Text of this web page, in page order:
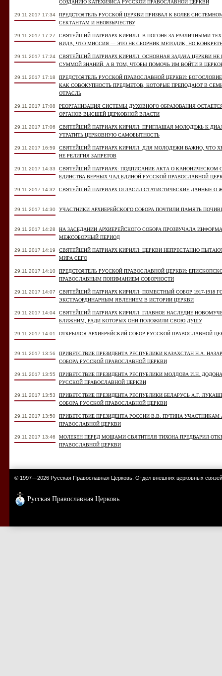
СОЗДАНИЮ КАТЕХИЗИСА РУССКОЙ ПРАВОСЛАВНОЙ ЦЕРКВИ
29.11.2017 17:34
ПРЕДСТОЯТЕЛЬ РУССКОЙ ЦЕРКВИ ПРИЗВАЛ К БОЛЕЕ
СЕКТАНТАМ И НЕОЯЗЫЧЕСТВУ
29.11.2017 17:27
СВЯТЕЙШИЙ ПАТРИАРХ КИРИЛЛ: В ПОГОНЕ ЗА РАЗЛИЧНЫМИ
ВИДА, ЧТО МИССИЯ — ЭТО НЕ СБОРНИК МЕТОДИК, НО
29.11.2017 17:24
СВЯТЕЙШИЙ ПАТРИАРХ КИРИЛЛ: ОСНОВНАЯ ЗАДАЧА ЦЕРКВИ
СУММОЙ ЗНАНИЙ, А В ТОМ, ЧТОБЫ ПОМОЧЬ ИМ ВОЙТИ В
29.11.2017 17:18
ПРЕДСТОЯТЕЛЬ РУССКОЙ ПРАВОСЛАВНОЙ ЦЕРКВИ:
КАК СОВОКУПНОСТЬ ПРЕДМЕТОВ, КОТОРЫЕ ПРЕПОДАЮТ В
ОТРАСЛЬ
29.11.2017 17:08
РЕОРГАНИЗАЦИЯ СИСТЕМЫ ДУХОВНОГО ОБРАЗОВАНИЯ
ОРГАНОВ ВЫСШЕЙ ЦЕРКОВНОЙ ВЛАСТИ
29.11.2017 17:06
СВЯТЕЙШИЙ ПАТРИАРХ КИРИЛЛ: ПРИГЛАШАЯ МОЛОДЕЖЬ К
УТРАТИТЬ ЦЕРКОВНУЮ САМОБЫТНОСТЬ
29.11.2017 16:59
СВЯТЕЙШИЙ ПАТРИАРХ КИРИЛЛ: ДЛЯ МОЛОДЕЖИ ВАЖНО, ЧТО
НЕ РЕЛИГИЯ ЗАПРЕТОВ
29.11.2017 14:33
СВЯТЕЙШИЙ ПАТРИАРХ: ПОДПИСАНИЕ АКТА О КАНОНИЧЕСКОМ
ЕДИНСТВА ВЕРНЫХ ЧАД ЕДИНОЙ РУССКОЙ ПРАВОСЛАВНОЙ
29.11.2017 14:32 СВЯТЕЙШИЙ ПАТРИАРХ ОГЛАСИЛ СТАТИСТИЧЕСКИЕ ДАННЫЕ О
29.11.2017 14:30 УЧАСТНИКИ АРХИЕРЕЙСКОГО СОБОРА ПОЧТИЛИ ПАМЯТЬ
29.11.2017 14:28
НА ЗАСЕДАНИИ АРХИЕРЕЙСКОГО СОБОРА ПРОЗВУЧАЛА
МЕЖСОБОРНЫЙ ПЕРИОД
29.11.2017 14:19
СВЯТЕЙШИЙ ПАТРИАРХ КИРИЛЛ: ЦЕРКВИ НЕПРЕСТАННО
МИРА СЕГО
29.11.2017 14:10
ПРЕДСТОЯТЕЛЬ РУССКОЙ ПРАВОСЛАВНОЙ ЦЕРКВИ:
ПРАВОСЛАВНЫМ ПОНИМАНИЕМ СОБОРНОСТИ
29.11.2017 14:07
СВЯТЕЙШИЙ ПАТРИАРХ КИРИЛЛ: ПОМЕСТНЫЙ СОБОР 1917-1918
ЭКСТРАОРДИНАРНЫМ ЯВЛЕНИЕМ В ИСТОРИИ ЦЕРКВИ
29.11.2017 14:04
СВЯТЕЙШИЙ ПАТРИАРХ КИРИЛЛ: ГЛАВНОЕ НАСЛЕДИЕ
БЛИЖНИМ, РАДИ КОТОРЫХ ОНИ ПОЛОЖИЛИ СВОЮ ДУШУ
29.11.2017 14:01 ОТКРЫЛСЯ АРХИЕРЕЙСКИЙ СОБОР РУССКОЙ ПРАВОСЛАВНОЙ
29.11.2017 13:56
ПРИВЕТСТВИЕ ПРЕЗИДЕНТА РЕСПУБЛИКИ КАЗАХСТАН Н.А.
СОБОРА РУССКОЙ ПРАВОСЛАВНОЙ ЦЕРКВИ
29.11.2017 13:55
ПРИВЕТСТВИЕ ПРЕЗИДЕНТА РЕСПУБЛИКИ МОЛДОВА И.Н.
РУССКОЙ ПРАВОСЛАВНОЙ ЦЕРКВИ
29.11.2017 13:53
ПРИВЕТСТВИЕ ПРЕЗИДЕНТА РЕСПУБЛИКИ БЕЛАРУСЬ А.Г.
СОБОРА РУССКОЙ ПРАВОСЛАВНОЙ ЦЕРКВИ
29.11.2017 13:50
ПРИВЕТСТВИЕ ПРЕЗИДЕНТА РОССИИ В.В. ПУТИНА УЧАСТНИКАМ
ПРАВОСЛАВНОЙ ЦЕРКВИ
29.11.2017 13:46
МОЛЕБЕН ПЕРЕД МОЩАМИ СВЯТИТЕЛЯ ТИХОНА ПРЕДВАРИЛ
ПРАВОСЛАВНОЙ ЦЕРКВИ
© 1997—2026 Русская Православная Церковь. Отдел внешних церковных связей
Русская Православная Церковь